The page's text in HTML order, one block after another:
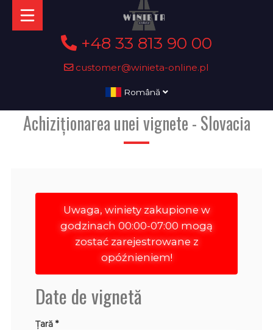
+48 33 813 90 00
customer@winieta-online.pl
Română
Achiziționarea unei vignete - Slovacia
Uwaga, winiety zakupione w
godzinach 00:00-07:00 mogą
zostać zarejestrowane z
opóźnieniem!
Date de vignetă
Țară *